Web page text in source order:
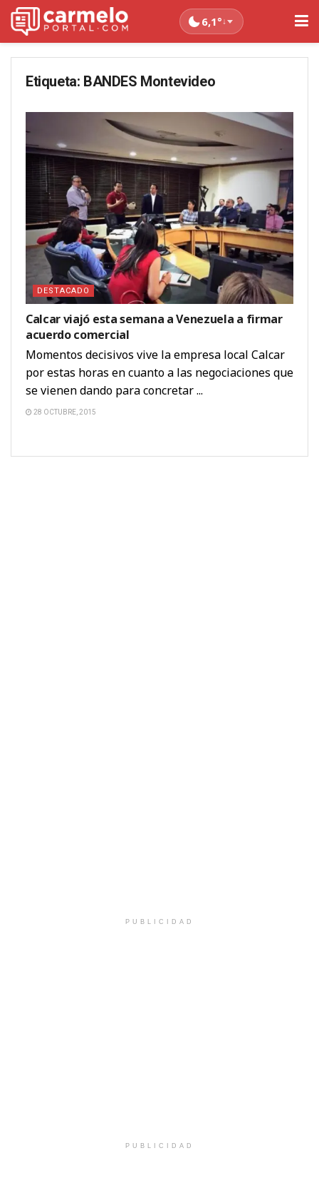
6,1°↓
Etiqueta: BANDES Montevideo
DESTACADO
Calcar viajó esta semana a Venezuela a firmar
acuerdo comercial
Momentos decisivos vive la empresa local Calcar
por estas horas en cuanto a las negociaciones que
se vienen dando para concretar ...
28 OCTUBRE, 2015
PUBLICIDAD
PUBLICIDAD